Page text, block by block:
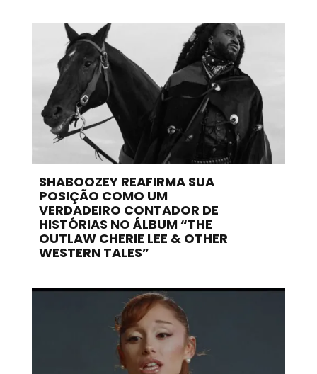
SHABOOZEY REAFIRMA SUA
POSIÇÃO COMO UM
VERDADEIRO CONTADOR DE
HISTÓRIAS NO ÁLBUM “THE
OUTLAW CHERIE LEE & OTHER
WESTERN TALES”